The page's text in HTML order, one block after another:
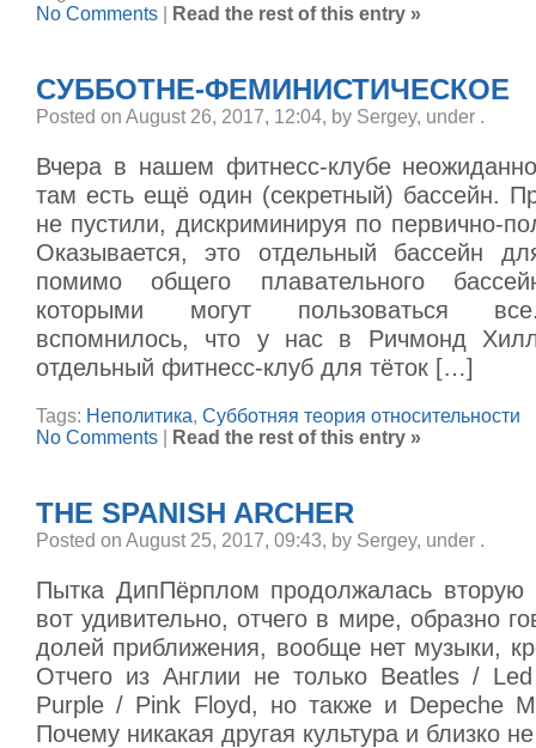
No Comments
Read the rest of this entry »
СУББОТНЕ-ФЕМИНИСТИЧЕСКОЕ
Posted on August 26, 2017, 12:04, by Sergey, under .
Вчера в нашем фитнесс-клубе
там есть ещё один (секретный) бассейн.
не пустили, дискриминируя по первично-
Оказывается, это отдельный бассейн
помимо общего плавательного
которыми могут пользоваться
вспомнилось, что у нас в Ричмонд
отдельный фитнесс-клуб для тёток […]
Tags: Неполитика, Субботняя теория относительности
No Comments
Read the rest of this entry »
THE SPANISH ARCHER
Posted on August 25, 2017, 09:43, by Sergey, under .
Пытка ДипПёрплом продолжалась
вот удивительно, отчего в мире, образно
долей приближения, вообще нет музыки,
Отчего из Англии не только Beatles /
Purple / Pink Floyd, но также и Depeche
Почему никакая другая культура и близко